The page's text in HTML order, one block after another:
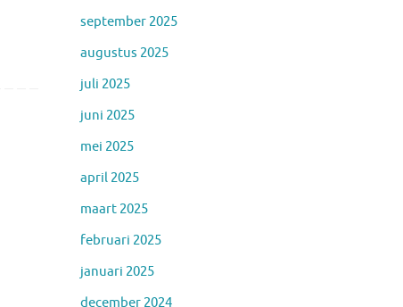
september 2025
augustus 2025
juli 2025
juni 2025
mei 2025
april 2025
maart 2025
februari 2025
januari 2025
december 2024